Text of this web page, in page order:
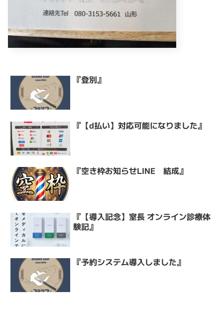
『登別』
『【d払い】対応可能になりました』
『空き枠お知らせLINE 結成』
『【導入記念】室長 オンライン診療体
験記』
『予約システム導入しました』